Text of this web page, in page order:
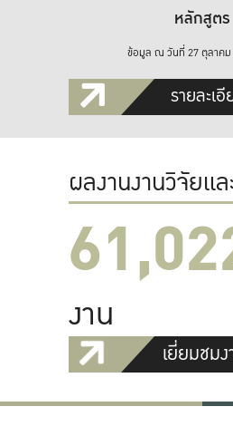
หลักสูตร
ข้อมูล ณ วันที่ 27 ตุลาค
รายละเ
ผลงานงานวิจัยแ
งาน
เยี่ยมชม